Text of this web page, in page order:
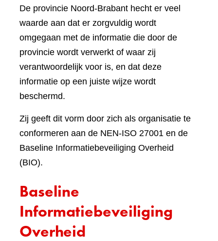
De provincie Noord-Brabant hecht er veel
waarde aan dat er zorgvuldig wordt
omgegaan met de informatie die door de
provincie wordt verwerkt of waar zij
verantwoordelijk voor is, en dat deze
informatie op een juiste wijze wordt
beschermd.
Zij geeft dit vorm door zich als organisatie te
conformeren aan de NEN-ISO 27001 en de
Baseline Informatiebeveiliging Overheid
(BIO).
Baseline
Informatiebeveiliging
Overheid